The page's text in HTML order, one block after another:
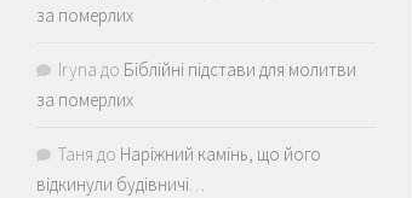
за померлих
Iryna до Біблійні підстави для молитви
за померлих
Таня до Наріжний камінь, що його
відкинули будівничі…